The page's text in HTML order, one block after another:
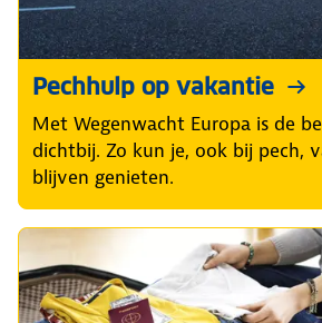
Pechhulp op vakantie
Met Wegenwacht Europa is de
dichtbij. Zo kun je, ook bij pech,
blijven genieten.